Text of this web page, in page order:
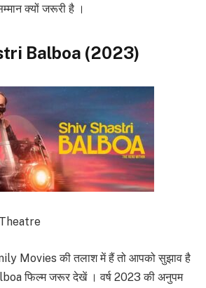
क्यों जरूरी है ।
Balboa (2023)
Theatre
Movies की तलाश में हैं तो आपको सुझाव है
फिल्म जरूर देखें । वर्ष 2023 की अनुपम